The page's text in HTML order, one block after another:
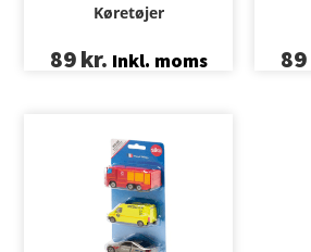
Køretøjer
89kr. Inkl. moms 89